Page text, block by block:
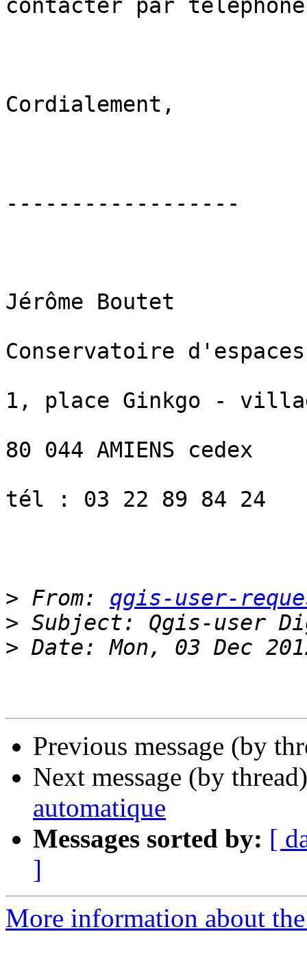
contacter par
Cordialement,
------------------
Jérôme Boutet
Conservatoire
1, place Ginkgo -
80 044 AMIENS cedex
tél : 03 22 89 84 24
> From: qgis-user-
>
>
Previous message (by
Next message (by
automatique
Messages sorted by: [
]
More information about